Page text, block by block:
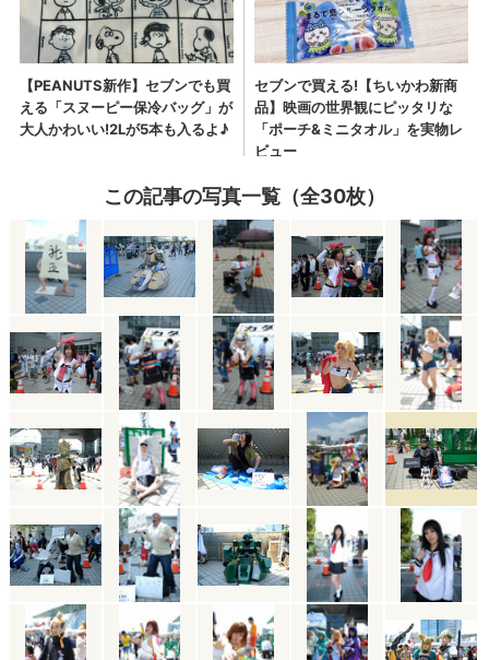
この記事の写真一覧（全30枚）